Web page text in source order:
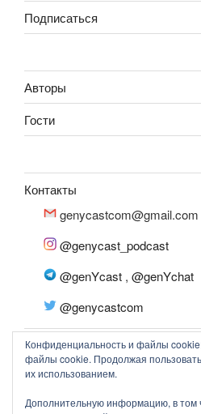
Подписаться
Авторы
Гости
Контакты
genycastcom@gmail.com
@genycast_podcast
@genYcast , @genYchat
@genycastcom
© 2020-2023 genYcast
Конфиденциальность и файлы
файлы cookie. Продолжая
их использованием.
Дополнительную информацию, в том